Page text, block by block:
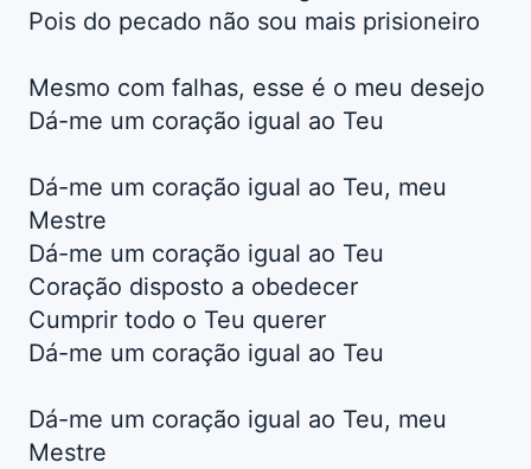
Pois do pecado não sou mais prisioneiro
Mesmo com falhas, esse é o meu desejo
Dá-me um coração igual ao Teu
Dá-me um coração igual ao Teu, meu
Mestre
Dá-me um coração igual ao Teu
Coração disposto a obedecer
Cumprir todo o Teu querer
Dá-me um coração igual ao Teu
Dá-me um coração igual ao Teu, meu
Mestre